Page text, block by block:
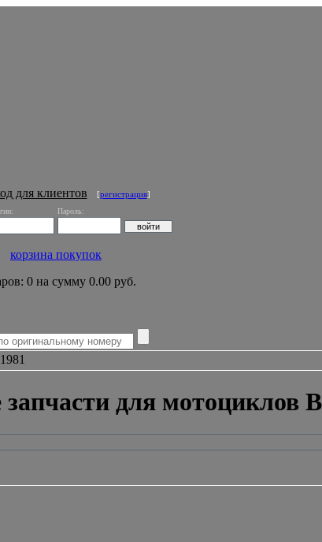
для клиентов [регистрация]
Пароль:
корзина покупок
0 на сумму 0.00 руб.
1981
для мотоциклов